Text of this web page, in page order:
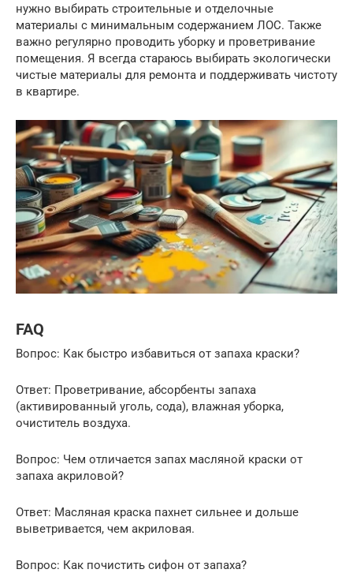
нужно выбирать строительные и отделочные
материалы с минимальным содержанием ЛОС. Также
важно регулярно проводить уборку и проветривание
помещения. Я всегда стараюсь выбирать экологически
чистые материалы для ремонта и поддерживать чистоту
в квартире.
FAQ
Вопрос: Как быстро избавиться от запаха краски?
Ответ: Проветривание, абсорбенты запаха
(активированный уголь, сода), влажная уборка,
очиститель воздуха.
Вопрос: Чем отличается запах масляной краски от
запаха акриловой?
Ответ: Масляная краска пахнет сильнее и дольше
выветривается, чем акриловая.
Вопрос: Как почистить сифон от запаха?